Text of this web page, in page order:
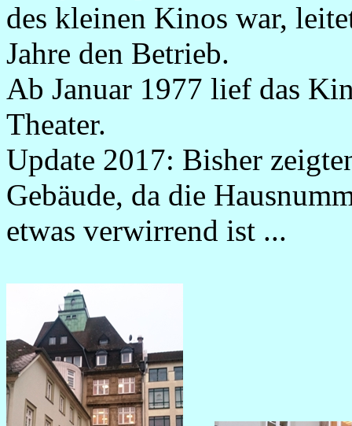
des kleinen Kinos war,
Jahre den Betrieb.
Ab Januar 1977 lief das
Theater.
Update 2017: Bisher
Gebäude, da die
etwas verwirrend ist ...